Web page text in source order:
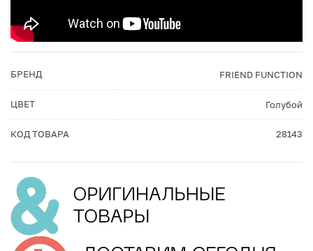
БРЕНД FRIEND FUNCTION
ЦВЕТ Голубой
КОД ТОВАРА 28143